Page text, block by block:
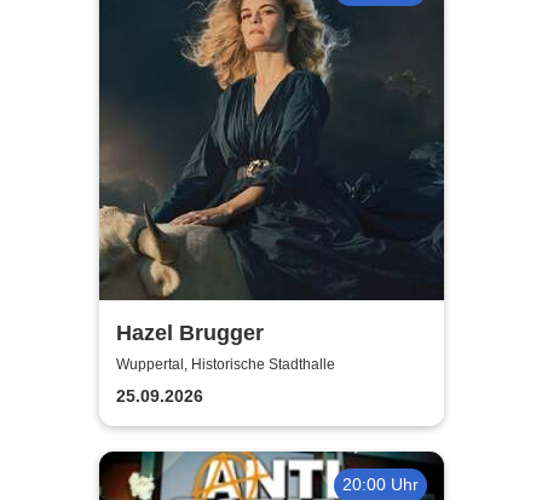
Hazel Brugger
Wuppertal, Historische Stadthalle
25.09.2026
20:00 Uhr